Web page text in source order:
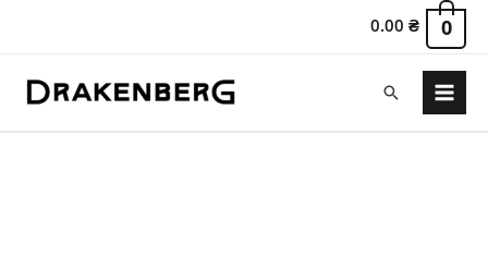
0.00₴ 0
Пошук
Main